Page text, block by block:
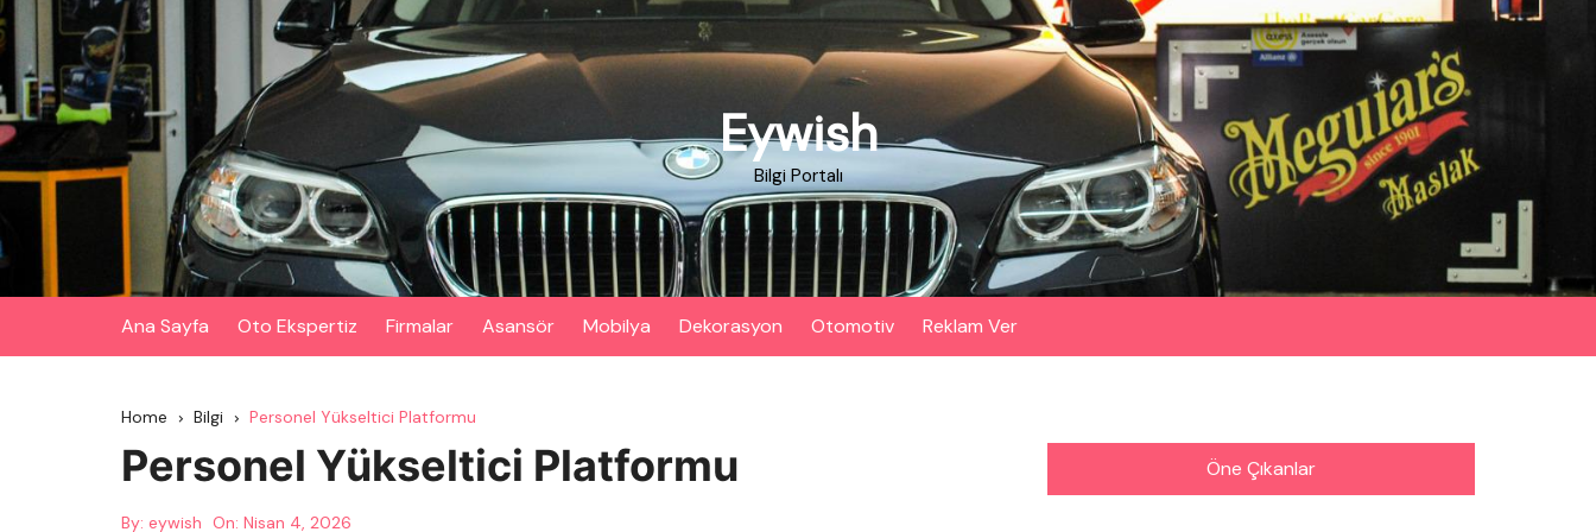
Skip
to
content
Eywish
Bilgi Portalı
Ana Sayfa Oto Ekspertiz Firmalar Asansör Mobilya Dekorasyon Otomotiv Reklam Ver
Home Bilgi Personel Yükseltici Platformu
Personel Yükseltici Platformu
By: eywish On: Nisan 4, 2026
Öne Çıkanlar